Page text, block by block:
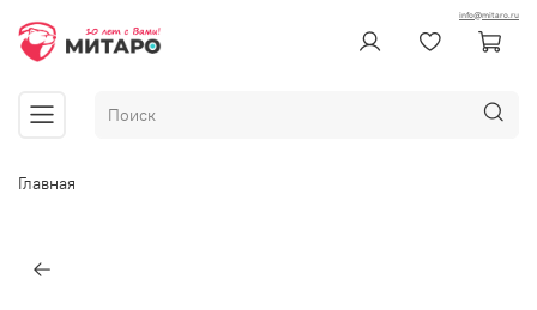
info@mitaro.ru
Главная